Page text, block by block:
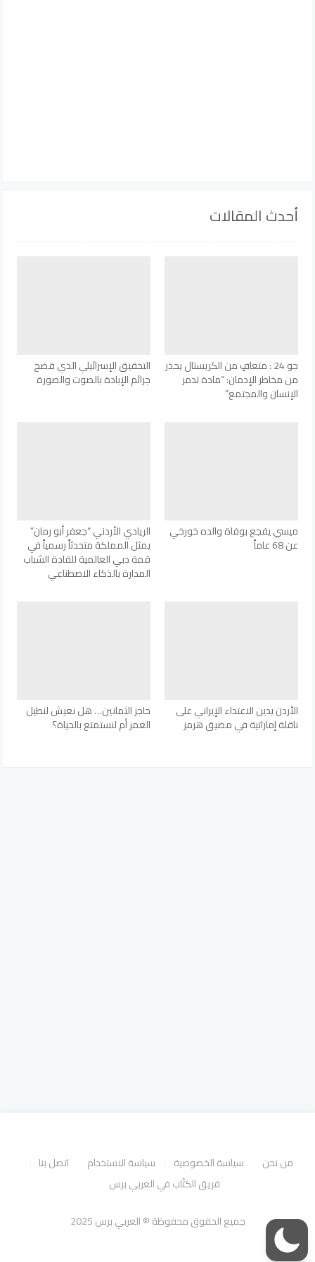
أحدث المقالات
جو 24 : متعافٍ من الكريستال يحذر
من مخاطر الإدمان: “مادة تدمر
الإنسان والمجتمع”
التحقيق الإسرائيلي الذي فضح
جرائم الإبادة بالصوت والصورة
ميسي يفجع بوفاة والده خورخي
عن 68 عاماً
الريادي الأردني “جعفر أبو رمان”
يمثل المملكة متحدثاً رسمياً في
قمة دبي العالمية للقادة الشباب
المدارة بالذكاء الاصطناعي
الأردن يدين الاعتداء الإيراني على
ناقلة إماراتية في مضيق هرمز
حاجز الثمانين… هل نعيش لنطيل
العمر أم لنستمتع بالحياة؟
من نحن سياسة الخصوصية سياسة الاستخدام
اتصل بنا
فريق الكتّاب في العربي برس
جميع الحقوق محفوظة © العربي برس 2025